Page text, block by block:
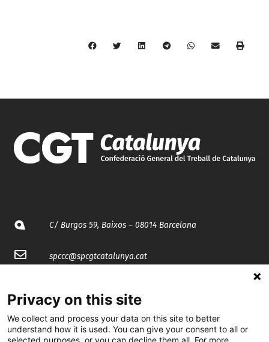
C/ Burgos 59, Baixos – 08014 Barcelona
spccc@spcgtcatalunya.cat
@CGTCatalunya
Privacy on this site
We collect and process your data on this site to better
understand how it is used. You can give your consent to all or
selected purposes, or you can decline them all. For more